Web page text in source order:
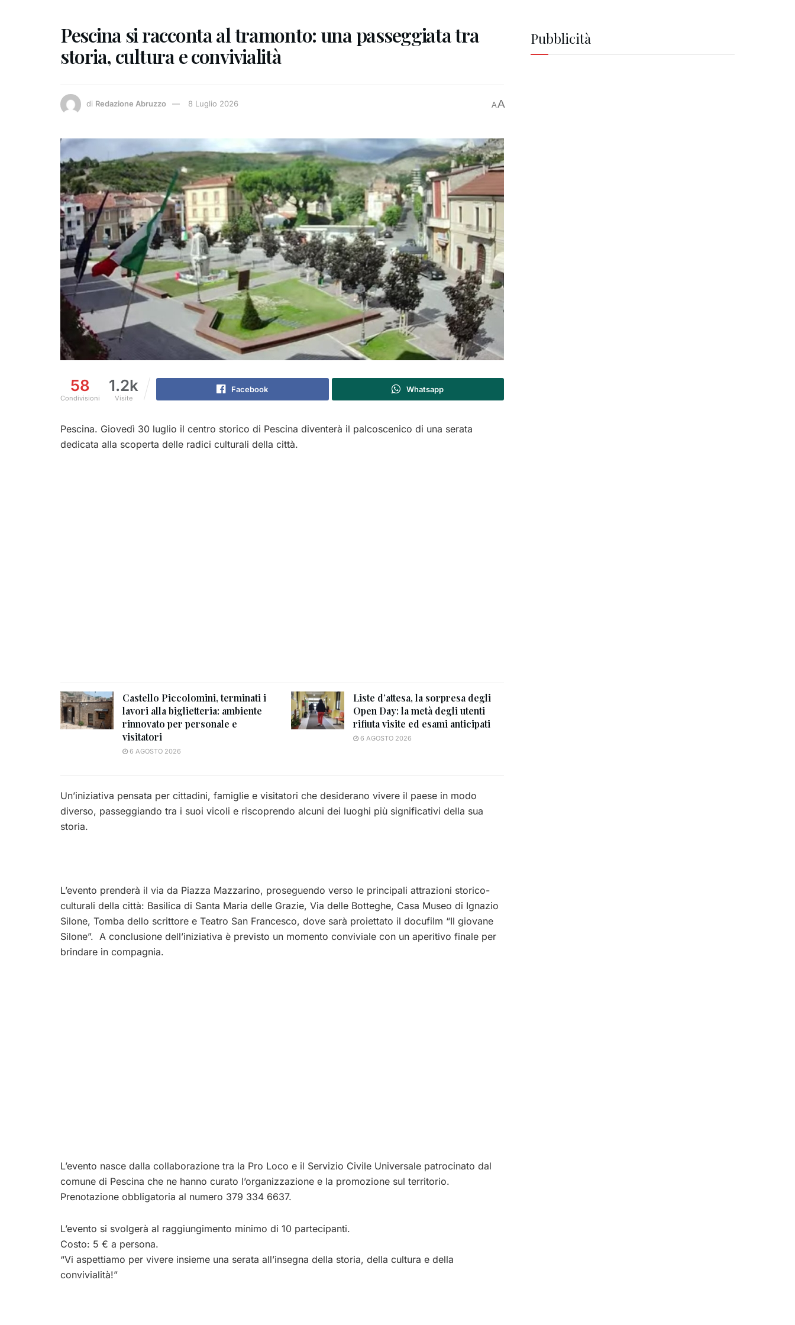
Pescina si racconta al tramonto: una passeggiata tra
storia, cultura e convivialità
di Redazione Abruzzo 8 Luglio 2026 AA
58
Condivisioni
1.2k
Visite
Facebook Whatsapp
Pescina. Giovedì 30 luglio il centro storico di Pescina diventerà il palcoscenico di una serata
dedicata alla scoperta delle radici culturali della città.
Castello Piccolomini, terminati i
lavori alla biglietteria: ambiente
rinnovato per personale e
visitatori
6 AGOSTO 2026
Liste d’attesa, la sorpresa degli
Open Day: la metà degli utenti
rifiuta visite ed esami anticipati
6 AGOSTO 2026
Un’iniziativa pensata per cittadini, famiglie e visitatori che desiderano vivere il paese in modo
diverso, passeggiando tra i suoi vicoli e riscoprendo alcuni dei luoghi più significativi della sua
storia.
L’evento prenderà il via da Piazza Mazzarino, proseguendo verso le principali attrazioni storico-
culturali della città: Basilica di Santa Maria delle Grazie, Via delle Botteghe, Casa Museo di Ignazio
Silone, Tomba dello scrittore e Teatro San Francesco, dove sarà proiettato il docufilm “Il giovane
Silone”. A conclusione dell’iniziativa è previsto un momento conviviale con un aperitivo finale per
brindare in compagnia.
L’evento nasce dalla collaborazione tra la Pro Loco e il Servizio Civile Universale patrocinato dal
comune di Pescina che ne hanno curato l’organizzazione e la promozione sul territorio.
Prenotazione obbligatoria al numero 379 334 6637.
L’evento si svolgerà al raggiungimento minimo di 10 partecipanti.
Costo: 5 € a persona.
“Vi aspettiamo per vivere insieme una serata all’insegna della storia, della cultura e della
convivialità!”
Pubblicità